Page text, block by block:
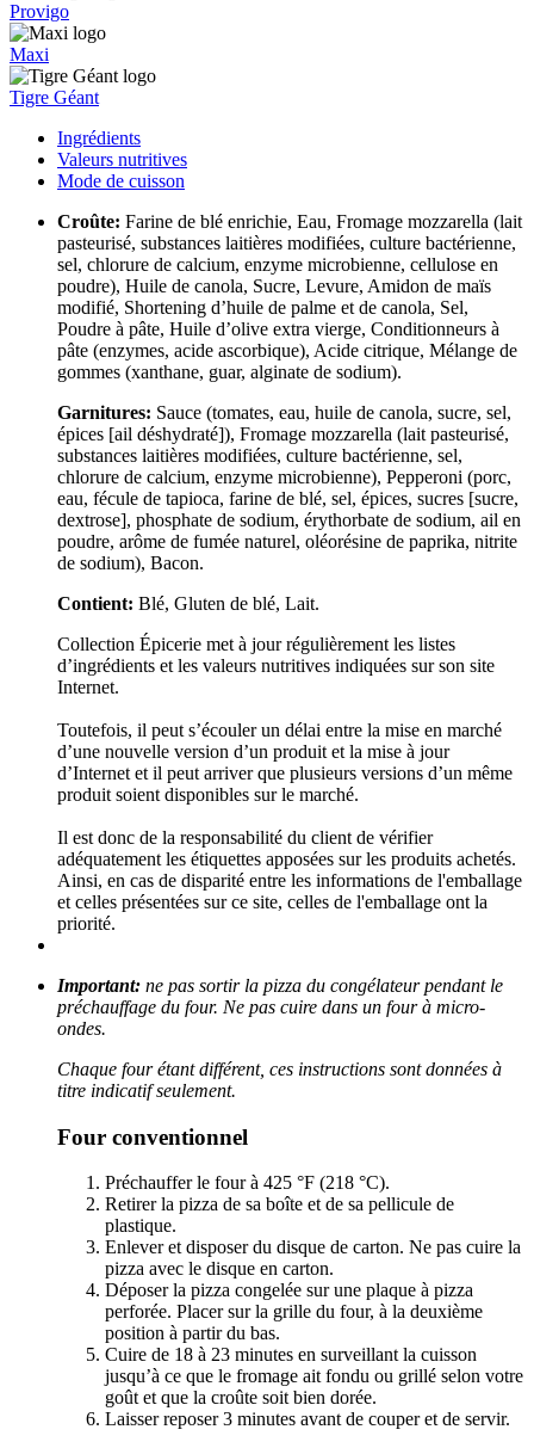
Provigo
Maxi
Tigre Géant
Ingrédients
Valeurs nutritives
Mode de cuisson
Croûte: Farine de blé enrichie, Eau, Fromage mozzarella (lait
pasteurisé, substances laitières modifiées, culture bactérienne,
sel, chlorure de calcium, enzyme microbienne, cellulose en
poudre), Huile de canola, Sucre, Levure, Amidon de maïs
modifié, Shortening d’huile de palme et de canola, Sel,
Poudre à pâte, Huile d’olive extra vierge, Conditionneurs à
pâte (enzymes, acide ascorbique), Acide citrique, Mélange de
gommes (xanthane, guar, alginate de sodium).
Garnitures: Sauce (tomates, eau, huile de canola, sucre, sel,
épices [ail déshydraté]), Fromage mozzarella (lait pasteurisé,
substances laitières modifiées, culture bactérienne, sel,
chlorure de calcium, enzyme microbienne), Pepperoni (porc,
eau, fécule de tapioca, farine de blé, sel, épices, sucres [sucre,
dextrose], phosphate de sodium, érythorbate de sodium, ail en
poudre, arôme de fumée naturel, oléorésine de paprika, nitrite
de sodium), Bacon.
Contient: Blé, Gluten de blé, Lait.
Collection Épicerie met à jour régulièrement les listes
d’ingrédients et les valeurs nutritives indiquées sur son site
Internet.
Toutefois, il peut s’écouler un délai entre la mise en marché
d’une nouvelle version d’un produit et la mise à jour
d’Internet et il peut arriver que plusieurs versions d’un même
produit soient disponibles sur le marché.
Il est donc de la responsabilité du client de vérifier
adéquatement les étiquettes apposées sur les produits achetés.
Ainsi, en cas de disparité entre les informations de l'emballage
et celles présentées sur ce site, celles de l'emballage ont la
priorité.
Important: ne pas sortir la pizza du congélateur pendant le
préchauffage du four. Ne pas cuire dans un four à micro-
ondes.
Chaque four étant différent, ces instructions sont données à
titre indicatif seulement.
Four conventionnel
Préchauffer le four à 425 °F (218 °C).
Retirer la pizza de sa boîte et de sa pellicule de
plastique.
Enlever et disposer du disque de carton. Ne pas cuire la
pizza avec le disque en carton.
Déposer la pizza congelée sur une plaque à pizza
perforée. Placer sur la grille du four, à la deuxième
position à partir du bas.
Cuire de 18 à 23 minutes en surveillant la cuisson
jusqu’à ce que le fromage ait fondu ou grillé selon votre
goût et que la croûte soit bien dorée.
Laisser reposer 3 minutes avant de couper et de servir.